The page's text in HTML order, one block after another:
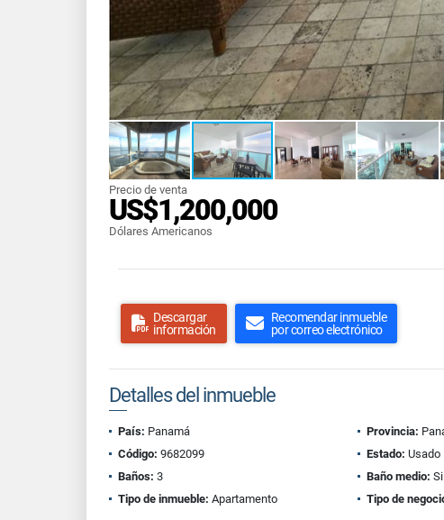
Precio de venta
US$1,200,000
Dólares Americanos
Descargar
información
Recomendar inmueble
por correo electrónico
Detalles del inmueble
País: Panamá Provincia:
Código: 9682099 Estado: Usado
Baños: 3 Baño medio: Si
Tipo de inmueble: Apartamento Tipo de